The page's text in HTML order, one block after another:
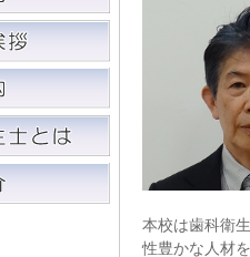
本校は歯科衛
性豊かな人材